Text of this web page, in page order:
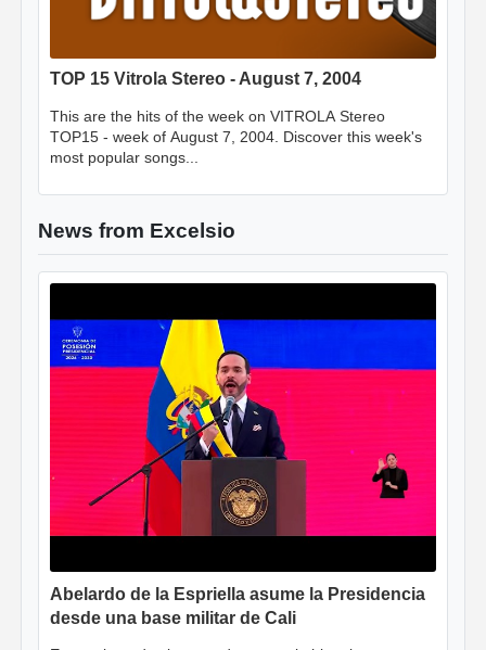
TOP 15 Vitrola Stereo - August 7, 2004
This are the hits of the week on VITROLA Stereo
TOP15 - week of August 7, 2004. Discover this week's
most popular songs...
News from Excelsio
Abelardo de la Espriella asume la Presidencia
desde una base militar de Cali